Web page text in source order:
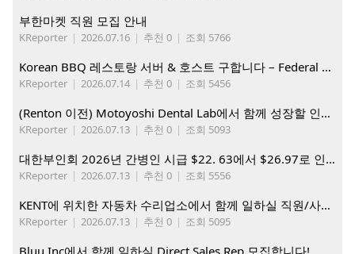
부한마켓 직원 모집 안내
KReporter | 2026.07.16 | 추천 0 | 조회 5766
Korean BBQ 레스토랑 서버 & 호스트 구합니다 – Federal Way & Tacoma $45-$60/hr (server), $21-23/hr (Host)
KReporter | 2026.07.14 | 추천 0 | 조회 5456
(Renton 이전) Motoyoshi Dental Lab에서 함께 성장할 인재를 모십니다.
KReporter | 2026.07.13 | 추천 0 | 조회 5093
대한부인회 2026년 간병인 시급 $22. 63에서 $26.97로 인상. 지금 간병인들을 모집합니다
KReporter | 2026.07.13 | 추천 0 | 조회 5556
KENT에 위치한 자동차 수리업소에서 함께 일하실 직원/사무직원 구합니다.
KReporter | 2026.07.13 | 추천 0 | 조회 5095